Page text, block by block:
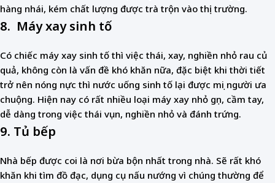
hàng nhái, kém chất lượng được trà trộn vào thị trường.
8. Máy xay sinh tố
Có chiếc máy xay sinh tố thì việc thái, xay, nghiền nhỏ rau củ
quả, không còn là vấn đề khó khăn nữa, đặc biệt khi thời tiết
trở nên nóng nực thì nước uống sinh tố lại được mọi người ưa
chuộng. Hiện nay có rất nhiều loại máy xay nhỏ gọn, cầm tay,
dễ dàng trong việc thái vụn, nghiền nhỏ và đánh trứng.
9. Tủ bếp
Nhà bếp được coi là nơi bừa bộn nhất trong nhà. Sẽ rất khó
khăn khi tìm đồ đạc, dụng cụ nấu nướng vì chúng thường để